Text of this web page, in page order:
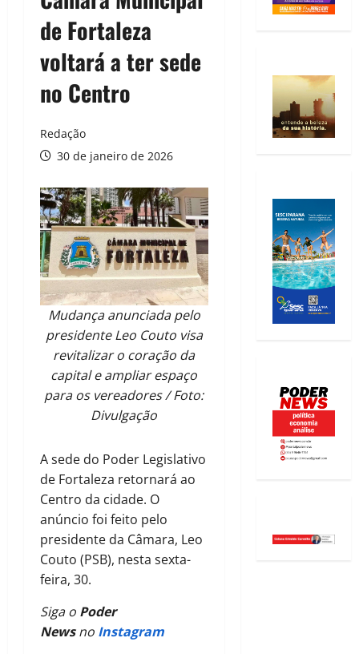
de Fortaleza
voltará a ter sede
no Centro
Redação
30 de janeiro de 2026
Mudança anunciada pelo
presidente Leo Couto visa
revitalizar o coração da
capital e ampliar espaço
para os vereadores / Foto:
Divulgação
A sede do Poder Legislativo
de Fortaleza retornará ao
Centro da cidade. O
anúncio foi feito pelo
presidente da Câmara, Leo
Couto (PSB), nesta sexta-
feira, 30.
Siga o Poder
Newsno Instagram